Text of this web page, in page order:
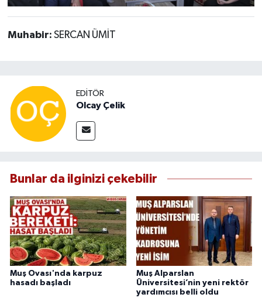
Muhabir: SERCAN ÜMİT
EDITÖR
Olcay Çelik
Bunlar da ilginizi çekebilir
Muş Ovası'nda karpuz
hasadı başladı
Muş Alparslan
Üniversitesi’nin yeni rektör
yardımcısı belli oldu